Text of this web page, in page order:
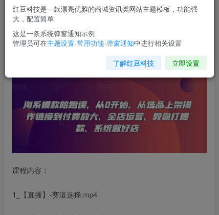
您当前未登录！建议登陆后购买，可保存购买订单
淘系爆款陪跑课，从0开始，从选品上架操作链接到付费放
大、全店运营，教你打爆款、系统做好店
课程内容：
1_【直播】-赛道选择.mp4
红豆科技是一款漂亮优雅的商城资讯类网站主题模板，功能强
大，配置简单
这是一条系统弹窗通知示例
管理员可在主题设置-常用功能-弹窗通知中进行相关设置
了解红豆科技 立即设置